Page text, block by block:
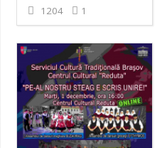
1204 1